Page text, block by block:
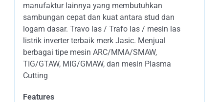
manufaktur lainnya yang membutuhkan
sambungan cepat dan kuat antara stud dan
logam dasar. Travo las / Trafo las / mesin las
listrik inverter terbaik merk Jasic. Menjual
berbagai tipe mesin ARC/MMA/SMAW,
TIG/GTAW, MIG/GMAW, dan mesin Plasma
Cutting
Features